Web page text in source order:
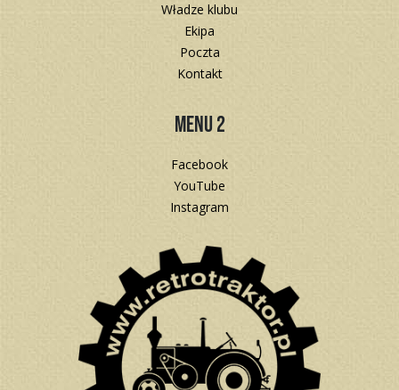
Władze klubu
Ekipa
Poczta
Kontakt
Menu 2
Facebook
YouTube
Instagram